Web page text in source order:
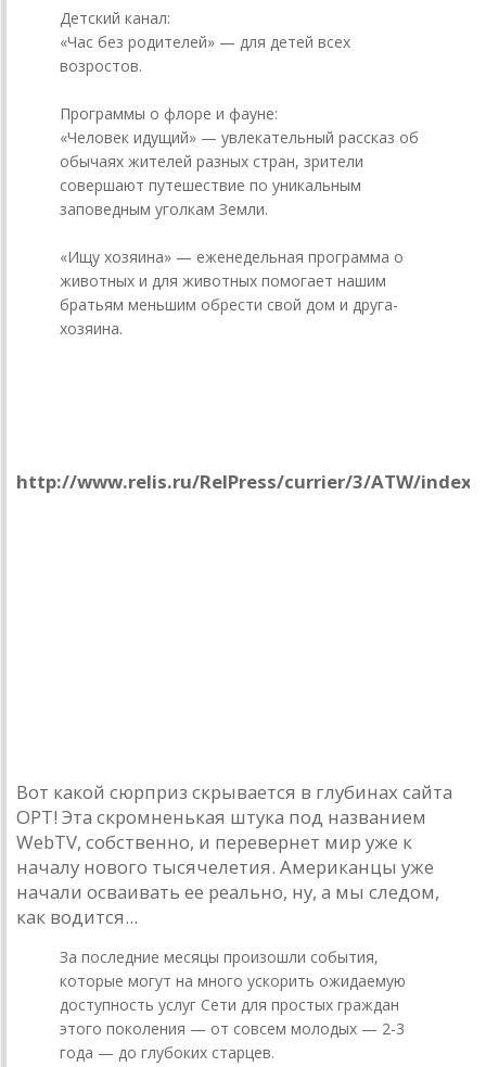
Детский канал:
«Час без родителей» — для детей всех
возростов.
Программы о флоре и фауне:
«Человек идущий» — увлекательный рассказ об
обычаях жителей разных стран, зрители
совершают путешествие по уникальным
заповедным уголкам Земли.
«Ищу хозяина» — еженедельная программа о
животных и для животных помогает нашим
братьям меньшим обрести свой дом и друга-
хозяина.
http://www.relis.ru/RelPress/currier/3/ATW/
Вот какой сюрприз скрывается в глубинах сайта
ОРТ! Эта скромненькая штука под названием
WebTV, собственно, и перевернет мир уже к
началу нового тысячелетия. Американцы уже
начали осваивать ее реально, ну, а мы следом,
как водится...
За последние месяцы произошли события,
которые могут на много ускорить ожидаемую
доступность услуг Сети для простых граждан
этого поколения — от совсем молодых — 2-3
года — до глубоких старцев.